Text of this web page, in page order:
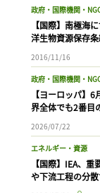
政府・国際機関・
【国際】南極海
洋生物資源保存
2016/11/16
政府・国際機関・
【ヨーロッパ】
界全体でも2番目
2026/07/22
エネルギー・資源
【国際】IEA、
や下流工程の分